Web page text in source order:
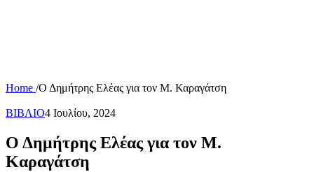
Home /Ο Δημήτρης Ελέας για τον Μ. Καραγάτση
ΒΙΒΛΙΟ4 Ιουλίου, 2024
Ο Δημήτρης Ελέας για τον Μ.
Καραγάτση